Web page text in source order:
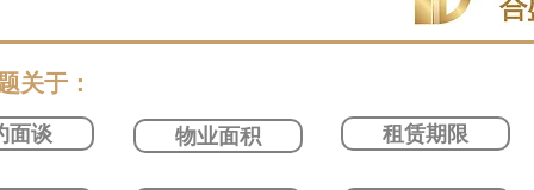
关于：
面谈 物业面积 租赁期限